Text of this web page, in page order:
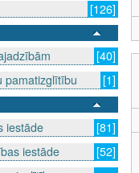
[126]
[40]
pamatizglītību
[1]
iestāde
[81]
iestāde
[52]